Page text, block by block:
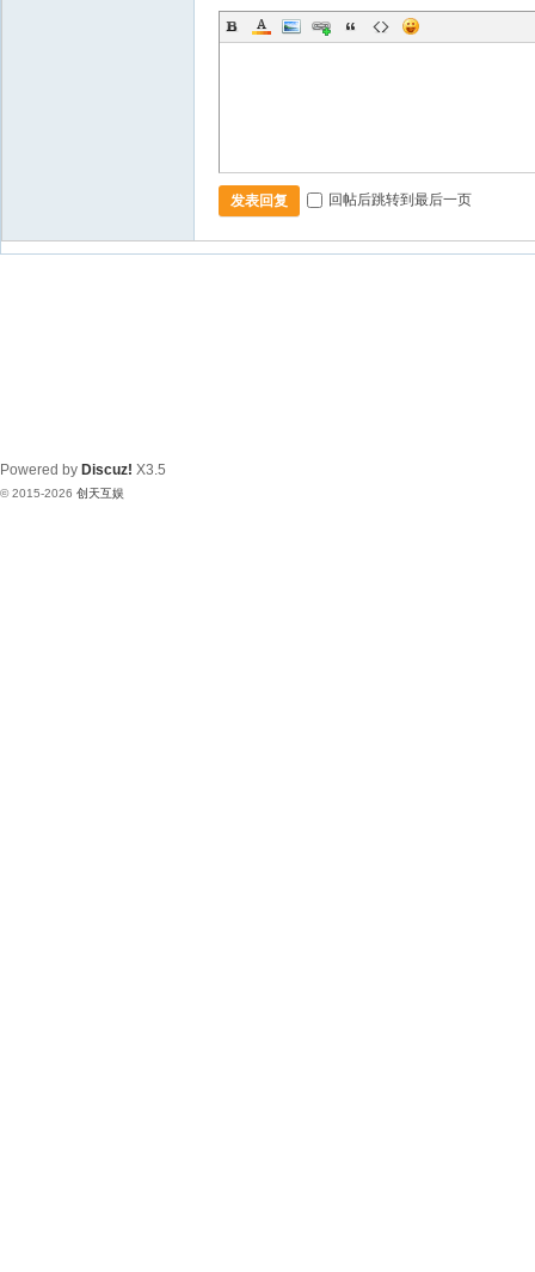
发表回复 回帖后跳转到最后一页
Powered by Discuz! X3.5
© 2015-2026 创天互娱